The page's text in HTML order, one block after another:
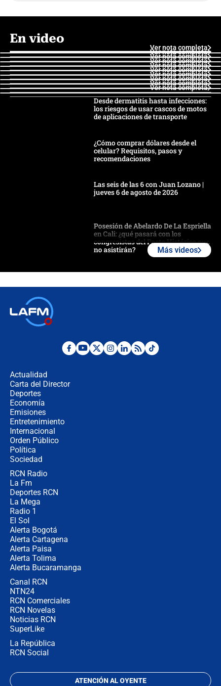
En video
Ver nota completa
Ver nota completa
Ver nota completa
Ver nota completa
Ver nota completa
Ver nota completa
Ver nota completa
Ver nota completa
Ver nota completa
Ver nota completa
Desde dermatitis hasta infecciones:
los riesgos de usar cascos de motos
de aplicaciones de transporte
¿Cómo comprar dólares desde el
celular? Requisitos, pasos y
recomendaciones
Las seis de las 6 con Juan Lozano |
jueves 6 de agosto de 2026
Posesión de Abelardo De La Espriella
en Cali: ¿qué pasará con los
congresistas del Pacto Histórico que
no asistirán?
¿Por qué De la Espriella gobernará
Más videos
Actualidad
Carta del Director
Deportes
Economía
Emisiones
Entretenimiento
Internacional
Orden Público
Política
Sociedad
RCN Radio
La Fm
Deportes RCN
La Mega
Radio 1
El Sol
Alerta Bogotá
Alerta Cartagena
Alerta Paisa
Alerta Tolima
Alerta Bucaramanga
Canal RCN
NTN24
RCN Comerciales
RCN Novelas
Noticias RCN
SuperLike
La República
RCN Social
ATENCIÓN AL OYENTE